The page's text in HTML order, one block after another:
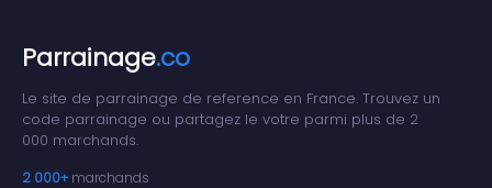
Parrainage.co
Le site de parrainage de reference en France. Trouvez un
code parrainage ou partagez le votre parmi plus de 2
000 marchands.
2 000+ marchands